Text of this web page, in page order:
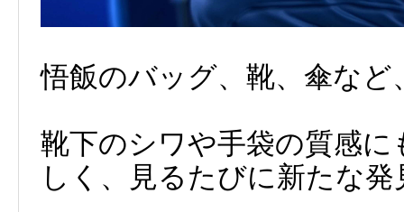
悟飯のバッグ、靴、傘な
靴下のシワや手袋の質感
しく、見るたびに新たな